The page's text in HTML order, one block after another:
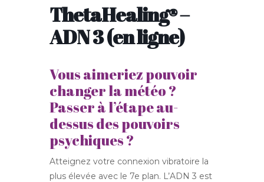
ThetaHealing® –
ADN 3 (en ligne)
Vous aimeriez pouvoir
changer la météo ?
Passer à l’étape au-
dessus des pouvoirs
psychiques ?
Atteignez votre connexion vibratoire la
plus élevée avec le 7e plan. L’ADN 3 est